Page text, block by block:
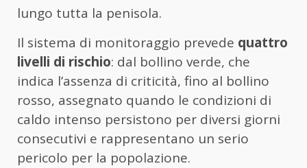
lungo tutta la penisola.
Il sistema di monitoraggio prevede quattro
livelli di rischio: dal bollino verde, che
indica l’assenza di criticità, fino al bollino
rosso, assegnato quando le condizioni di
caldo intenso persistono per diversi giorni
consecutivi e rappresentano un serio
pericolo per la popolazione.